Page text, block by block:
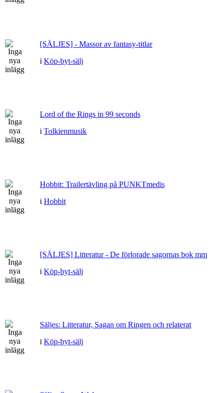
[SÄLJES] - Massor av fantasy-titlar
i Köp-byt-sälj
Lord of the Rings in 99 seconds
i Tolkienmusik
Hobbit: Trailertävling på PUNKTmedis
i Hobbit
[SÄLJES] Litteratur - De förlorade sagornas bok mm
i Köp-byt-sälj
Säljes: Litteratur, Sagan om Ringen och relaterat
i Köp-byt-sälj